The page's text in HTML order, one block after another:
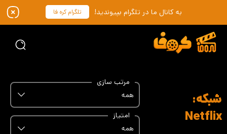
به کانال ما در تلگرام بپیوندید! تلگرام کره فا
شبکه:
Netflix
مرتب سازی
همه
امتیاز
همه